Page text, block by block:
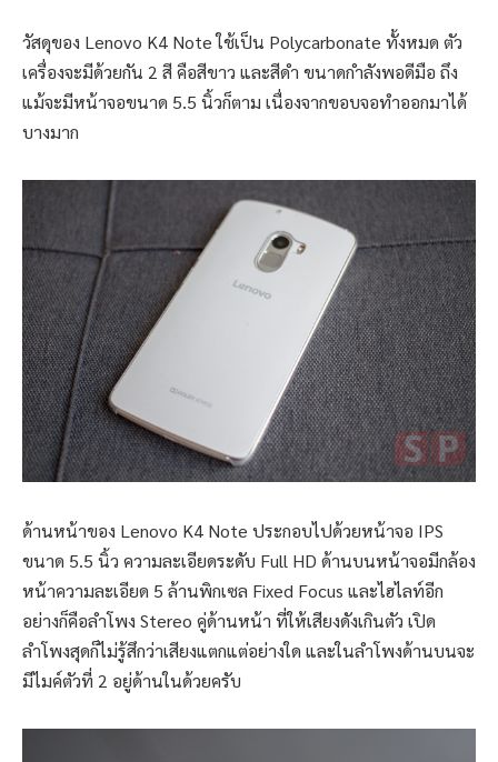
วัสดุของ Lenovo K4 Note ใช้เป็น Polycarbonate ทั้งหมด ตัว
เครื่องจะมีด้วยกัน 2 สี คือสีขาว และสีดำ ขนาดกำลังพอดีมือ ถึง
แม้จะมีหน้าจอขนาด 5.5 นิ้วก็ตาม เนื่องจากขอบจอทำออกมาได้
บางมาก
ด้านหน้าของ Lenovo K4 Note ประกอบไปด้วยหน้าจอ IPS
ขนาด 5.5 นิ้ว ความละเอียดระดับ Full HD ด้านบนหน้าจอมีกล้อง
หน้าความละเอียด 5 ล้านพิกเซล Fixed Focus และไฮไลท์อีก
อย่างก็คือลำโพง Stereo คู่ด้านหน้า ที่ให้เสียงดังเกินตัว เปิด
ลำโพงสุดก็ไม่รู้สึกว่าเสียงแตกแต่อย่างใด และในลำโพงด้านบนจะ
มีไมค์ตัวที่ 2 อยู่ด้านในด้วยครับ